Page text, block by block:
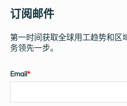
订阅邮件
第一时间获取全球用工趋势和区
务领先一步。
Email*